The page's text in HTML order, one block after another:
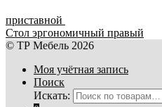
приставной
Стол эргономичный правый
© ТР Мебель 2026
Моя учётная запись
Поиск
Искать: